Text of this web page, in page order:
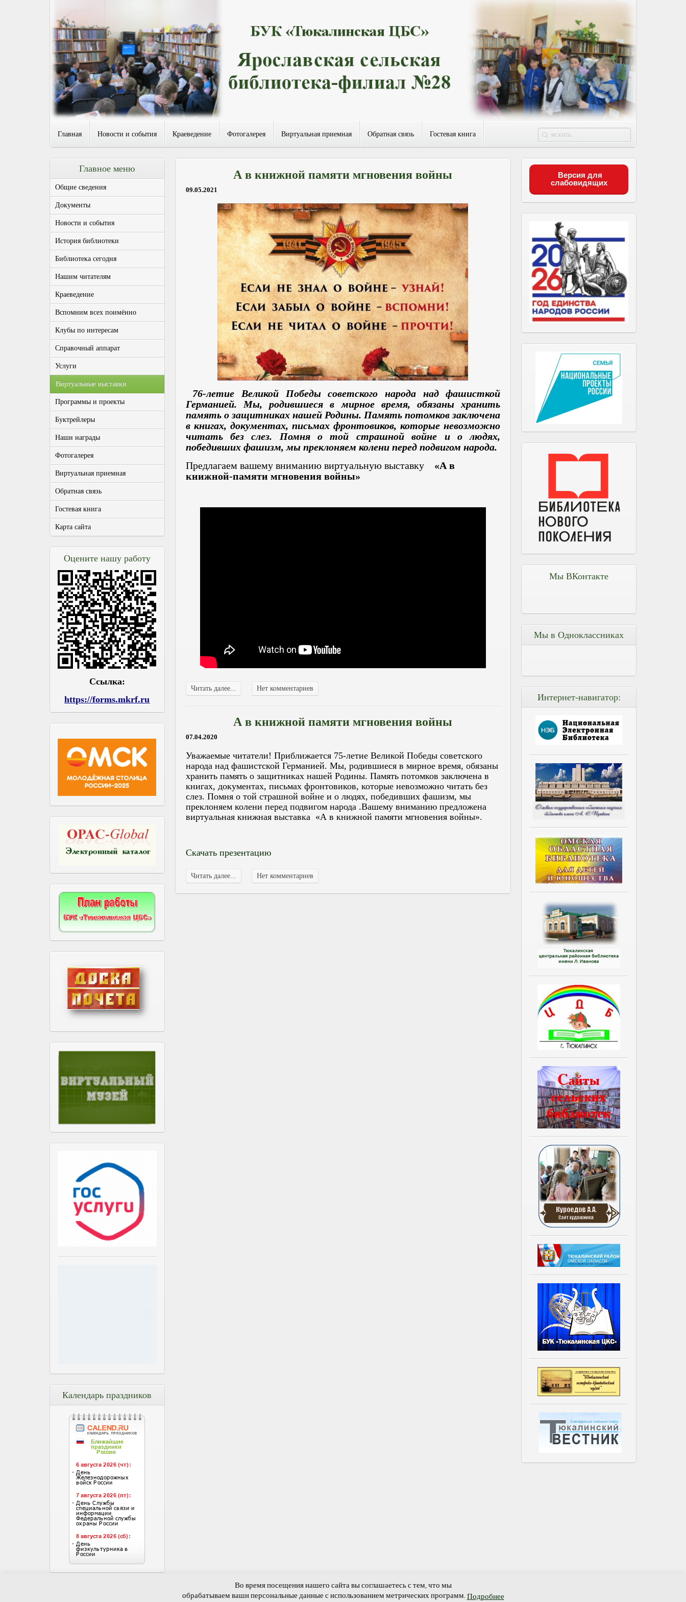
Главная Новости и события Краеведение Фотогалерея Виртуальная приемная Обратная связь Гостевая книга
А в книжной памяти мгновения войны
09.05.2021
76-летие Великой Победы советского народа над фашисткой
Германией. Мы, родившиеся в мирное время, обязаны хранить
память о защитниках нашей Родины. Память потомков заключена
в книгах, документах, письмах фронтовиков, которые невозможно
читать без слез. Помня о той страшной войне и о людях,
победивших фашизм, мы преклоняем колени перед подвигом народа.
Предлагаем вашему вниманию виртуальную выставку
«А в
книжной-памяти мгновения войны»
Читать далее... Нет комментариев
А в книжной памяти мгновения войны
07.04.2020
Уважаемые читатели! Приближается 75-летие Великой Победы советского
народа над фашистской Германией. Мы, родившиеся в мирное время, обязаны
хранить память о защитниках нашей Родины. Память потомков заключена в
книгах, документах, письмах фронтовиков, которые невозможно читать без
слез. Помня о той страшной войне и о людях, победивших фашизм, мы
преклоняем колени перед подвигом народа .Вашему вниманию предложена
виртуальная книжная выставка «А в книжной памяти мгновения войны».
Скачать презентацию
Читать далее... Нет комментариев
Главное меню
Общие сведения
Документы
Новости и события
История библиотеки
Библиотека сегодня
Нашим читателям
Краеведение
Вспомним всех поимённо
Клубы по интересам
Справочный аппарат
Услуги
Виртуальные выставки
Программы и проекты
Буктрейлеры
Наши награды
Фотогалерея
Виртуальная приемная
Обратная связь
Гостевая книга
Карта сайта
Оцените нашу работу
Ссылка:
https://forms.mkrf.ru
Календарь праздников
Версия для
слабовидящих
Мы ВКонтакте
Мы в Одноклассниках
Интернет-навигатор:
Новости и события Краеведение Фотогалерея Виртуальная приемная Обратная связь
Во время посещения нашего сайта вы соглашаетесь с тем, что мы
обрабатываем ваши персональные данные с использованием метрических программ. Подробнее